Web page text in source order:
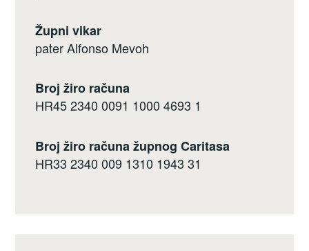
Župni vikar
pater Alfonso Mevoh
Broj žiro računa
HR45 2340 0091 1000 4693 1
Broj žiro računa župnog Caritasa
HR33 2340 009 1310 1943 31